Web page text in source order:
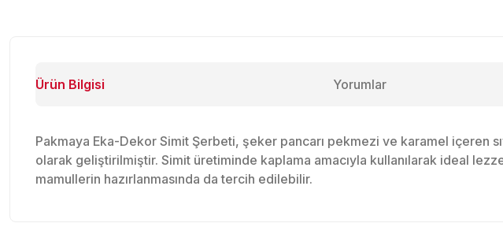
Ürün Bilgisi Yorumlar
Pakmaya Eka-Dekor Simit Şerbeti, şeker pancarı pekmezi ve karamel içeren
olarak geliştirilmiştir. Simit üretiminde kaplama amacıyla kullanılarak ideal
mamullerin hazırlanmasında da tercih edilebilir.